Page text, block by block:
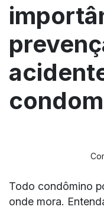
Todo condômino
onde mora.